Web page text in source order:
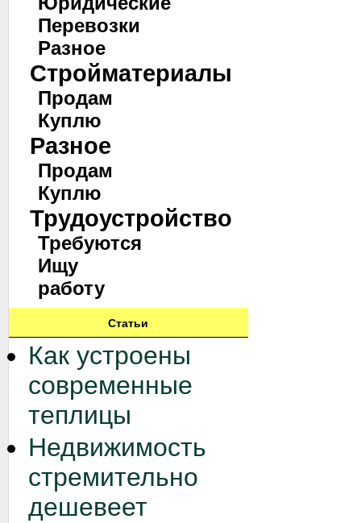
Перевозки
Разное
Стройматериалы
Продам
Куплю
Разное
Продам
Куплю
Трудоустройство
Требуются
Ищу
работу
Статьи
Как устроены
современные
теплицы
Недвижимость
стремительно
дешевеет